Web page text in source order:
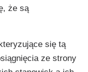
że są
się tą
ze strony